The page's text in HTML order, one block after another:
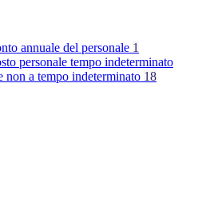
annuale del personale 1
personale tempo indeterminato
non a tempo indeterminato 18